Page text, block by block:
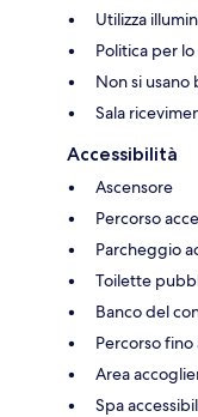
Utilizza
Politica per
Non si usano
Sala
Accessibilità
Ascensore
Percorso
Parcheggio
Toilette
Banco del
Percorso fino
Area
Spa